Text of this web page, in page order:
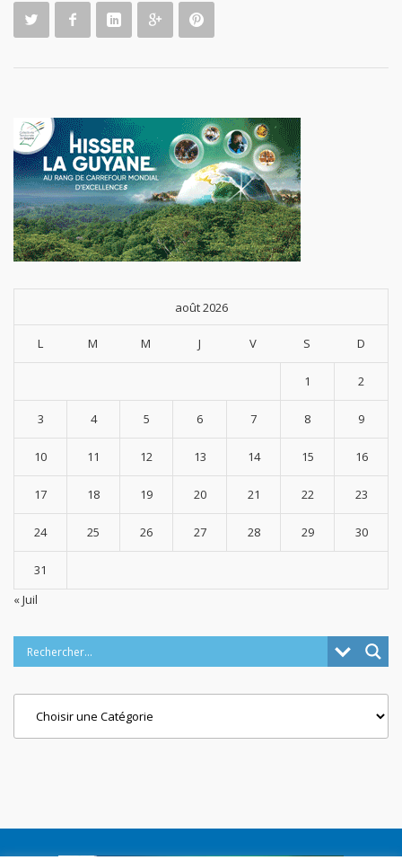
août 2026
L M M J V S D
1 2
3 4 5 6 7 8 9
10 11 12 13 14 15 16
17 18 19 20 21 22 23
24 25 26 27 28 29 30
31
« Juil